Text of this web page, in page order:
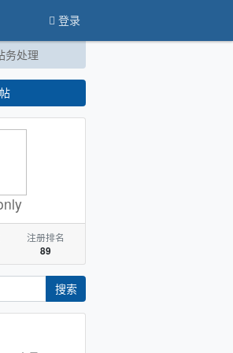
登录
务处理
注册排名
89
搜索